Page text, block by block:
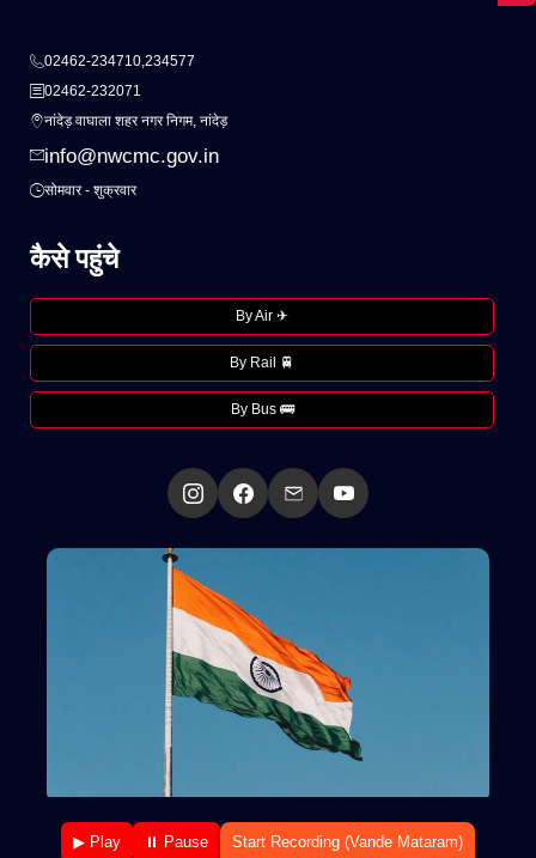
02462-234710,234577
02462-232071
नांदेड़ वाघाला शहर नगर निगम, नांदेड़
info@nwcmc.gov.in
सोमवार - शुक्रवार
कैसे पहुंचे
By Air ✈
By Rail 🚆
By Bus 🚌
▶ Play ⏸ Pause Start Recording (Vande Mataram)